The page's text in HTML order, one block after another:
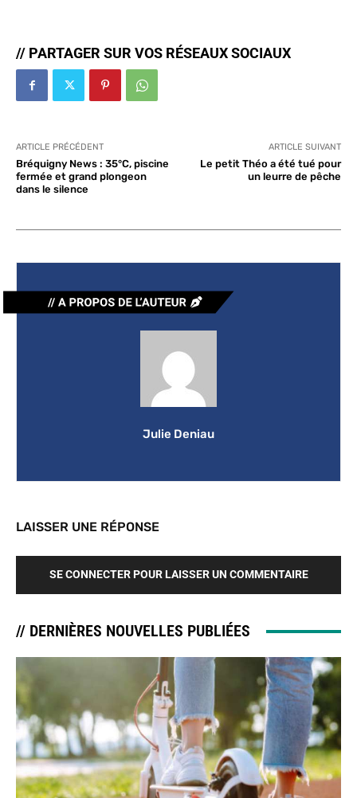
// PARTAGER SUR VOS RÉSEAUX SOCIAUX
ARTICLE PRÉCÉDENT
Bréquigny News : 35°C, piscine
fermée et grand plongeon
dans le silence
ARTICLE SUIVANT
Le petit Théo a été tué pour
un leurre de pêche
Julie Deniau
LAISSER UNE RÉPONSE
SE CONNECTER POUR LAISSER UN COMMENTAIRE
// DERNIÈRES NOUVELLES PUBLIÉES